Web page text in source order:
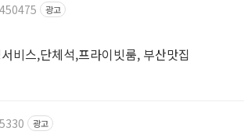
광고
비스,단체석,프라이빗룸, 부산맛집
광고